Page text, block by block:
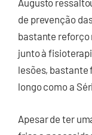
Augusto
de prevenção
bastante reforço
junto à
lesões, bastante
longo como a
Apesar de ter